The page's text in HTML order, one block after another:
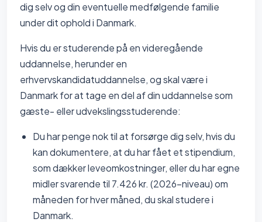
dig selv og din eventuelle medfølgende familie
under dit ophold i Danmark.
Hvis du er studerende på en videregående
uddannelse, herunder en
erhvervskandidatuddannelse, og skal være i
Danmark for at tage en del af din uddannelse som
gæste- eller udvekslingsstuderende:
Du har penge nok til at forsørge dig selv, hvis du
kan dokumentere, at du har fået et stipendium,
som dækker leveomkostninger, eller du har egne
midler svarende til 7.426 kr. (2026-niveau) om
måneden for hver måned, du skal studere i
Danmark.